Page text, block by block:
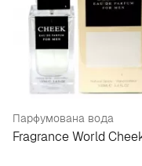
Парфумована вода
Fragrance World